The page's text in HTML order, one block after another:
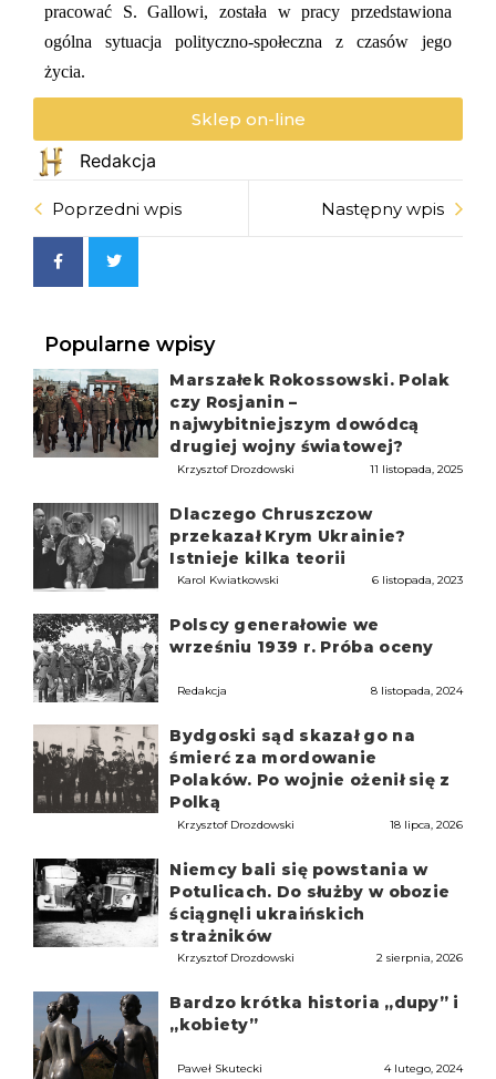
pracować S. Gallowi, została w pracy przedstawiona
ogólna sytuacja polityczno-społeczna z czasów jego
życia.
Sklep on-line
Redakcja
Poprzedni wpis Następny wpis
Popularne wpisy
Marszałek Rokossowski. Polak
czy Rosjanin –
najwybitniejszym dowódcą
drugiej wojny światowej?
Krzysztof Drozdowski 11 listopada, 2025
Dlaczego Chruszczow
przekazał Krym Ukrainie?
Istnieje kilka teorii
Karol Kwiatkowski 6 listopada, 2023
Polscy generałowie we
wrześniu 1939 r. Próba oceny
Redakcja 8 listopada, 2024
Bydgoski sąd skazał go na
śmierć za mordowanie
Polaków. Po wojnie ożenił się z
Polką
Krzysztof Drozdowski 18 lipca, 2026
Niemcy bali się powstania w
Potulicach. Do służby w obozie
ściągnęli ukraińskich
strażników
Krzysztof Drozdowski 2 sierpnia, 2026
Bardzo krótka historia „dupy” i
„kobiety”
Paweł Skutecki 4 lutego, 2024